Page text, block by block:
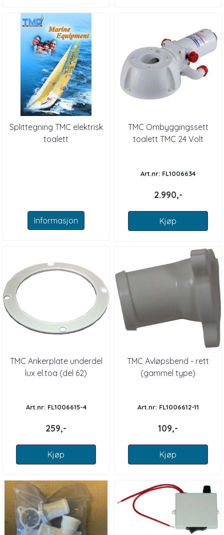
Splittegning TMC elektrisk
toalett
Informasjon
TMC Ombyggingssett
toalett TMC 24 Volt
Art.nr: FL1006634
2.990,-
Kjøp
TMC Ankerplate underdel
lux el.toa (del 62)
Art.nr: FL1006615-4
259,-
Kjøp
TMC Avløpsbend - rett
(gammel type)
Art.nr: FL1006612-11
109,-
Kjøp